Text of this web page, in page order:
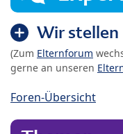
Wir stellen
(Zum Elternforum
gerne an unseren
Foren-Übersicht